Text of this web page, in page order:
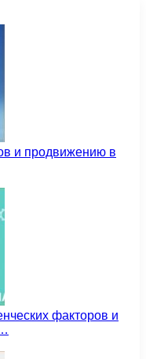
и продвижению в
факторов и